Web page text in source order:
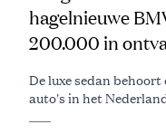
hagelnieuwe
200.000 in
De luxe sedan
auto's in het